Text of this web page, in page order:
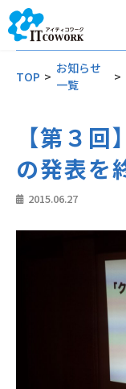
TOP >
お知らせ
一覧
>
【第３
の発表を
2015.06.27